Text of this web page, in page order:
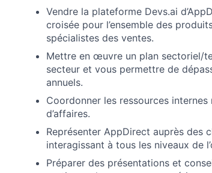
Vendre la plateforme Devs.ai
croisée pour l’ensemble des
spécialistes des ventes.
Mettre en œuvre un plan sectoriel/
secteur et vous permettre de
annuels.
Coordonner les ressources
d’affaires.
Représenter AppDirect auprès des
interagissant à tous les niveaux de
Préparer des présentations et